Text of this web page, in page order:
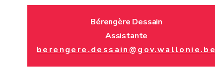
Bérengère Dessain
Assistante
berengere.dessain@gov.wallonie.be